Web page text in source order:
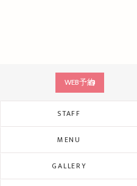
WEB予約
STAFF
MENU
GALLERY